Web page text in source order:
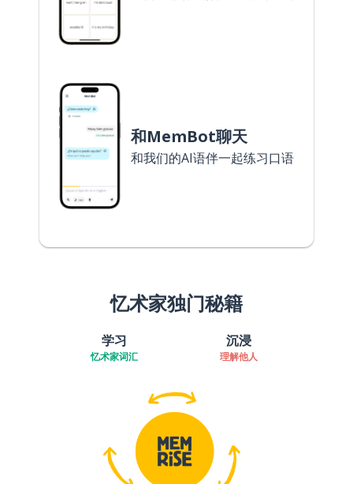
和MemBot聊天
和我们的AI语伴一起练习口语
忆术家独门秘籍
学习
忆术家词汇
沉浸
理解他人